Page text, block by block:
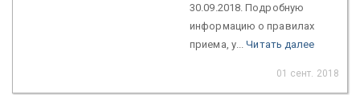
30.09.2018. Подробную
информацию о правилах
приема, у...Читать далее
01 сент. 2018